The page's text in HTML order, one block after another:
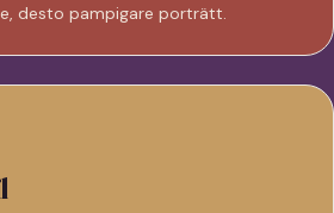
desto pampigare porträtt.